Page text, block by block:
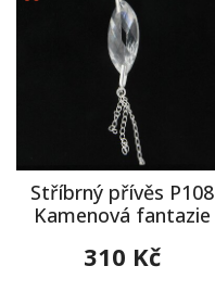
Stříbrný přívěs P108
Kamenová fantazie
310 Kč